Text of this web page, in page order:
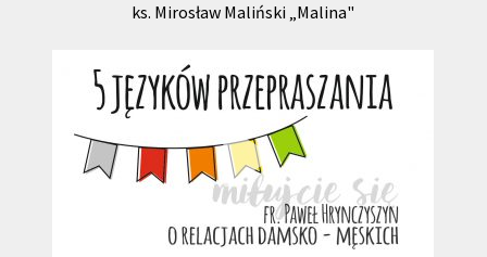
ks. Mirosław Maliński „Malina"